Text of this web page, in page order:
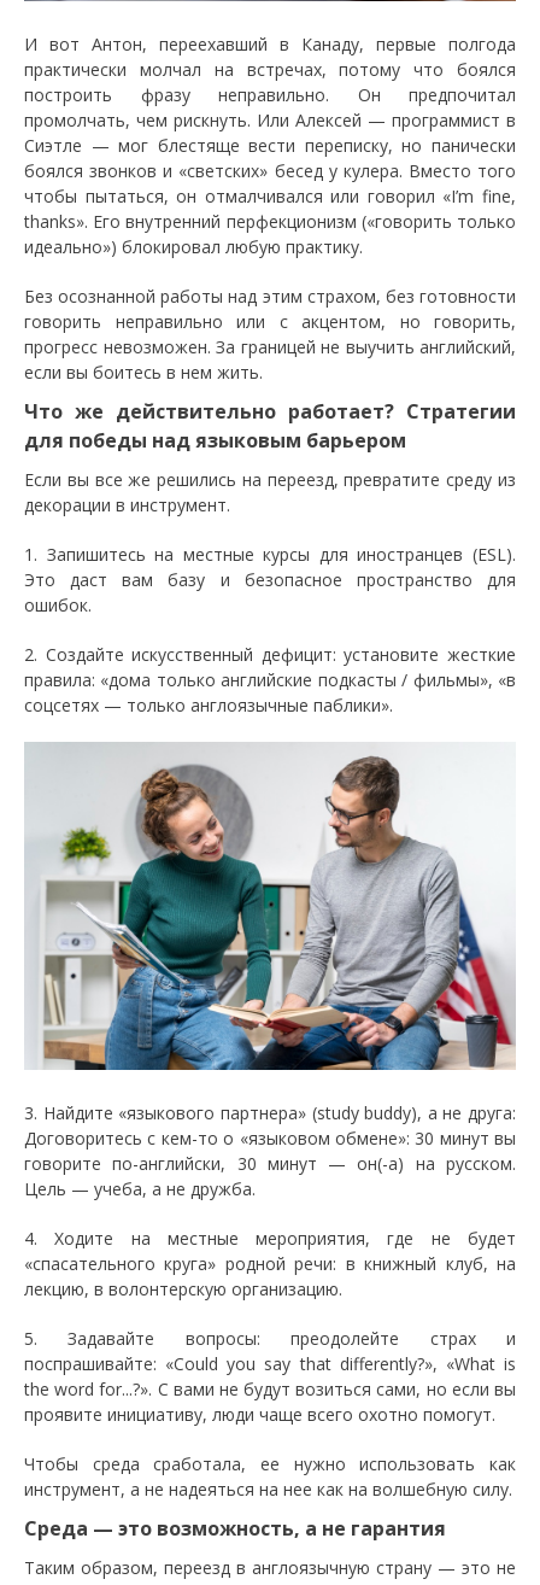
И вот Антон, переехавший в Канаду, первые полгода
практически молчал на встречах, потому что боялся
построить фразу неправильно. Он предпочитал
промолчать, чем рискнуть. Или Алексей — программист в
Сиэтле — мог блестяще вести переписку, но панически
боялся звонков и «светских» бесед у кулера. Вместо того
чтобы пытаться, он отмалчивался или говорил «I’m fine,
thanks». Его внутренний перфекционизм («говорить только
идеально») блокировал любую практику.
Без осознанной работы над этим страхом, без готовности
говорить неправильно или с акцентом, но говорить,
прогресс невозможен. За границей не выучить английский,
если вы боитесь в нем жить.
Что же действительно работает? Стратегии
для победы над языковым барьером
Если вы все же решились на переезд, превратите среду из
декорации в инструмент.
1. Запишитесь на местные курсы для иностранцев (ESL).
Это даст вам базу и безопасное пространство для
ошибок.
2. Создайте искусственный дефицит: установите жесткие
правила: «дома только английские подкасты / фильмы», «в
соцсетях — только англоязычные паблики».
3. Найдите «языкового партнера» (study buddy), а не друга:
Договоритесь с кем-то о «языковом обмене»: 30 минут вы
говорите по-английски, 30 минут — он(-а) на русском.
Цель — учеба, а не дружба.
4. Ходите на местные мероприятия, где не будет
«спасательного круга» родной речи: в книжный клуб, на
лекцию, в волонтерскую организацию.
5. Задавайте вопросы: преодолейте страх и
поспрашивайте: «Could you say that differently?», «What is
the word for...?». С вами не будут возиться сами, но если вы
проявите инициативу, люди чаще всего охотно помогут.
Чтобы среда сработала, ее нужно использовать как
инструмент, а не надеяться на нее как на волшебную силу.
Среда — это возможность, а не гарантия
Таким образом, переезд в англоязычную страну — это не